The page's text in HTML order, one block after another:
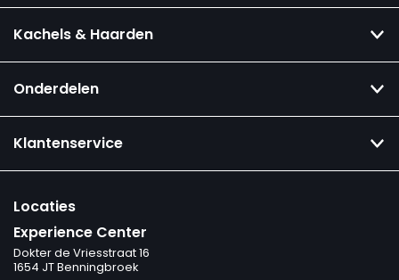
Kachels & Haarden
Onderdelen
Klantenservice
Locaties
Experience Center
Dokter de Vriesstraat 16
1654 JT Benningbroek